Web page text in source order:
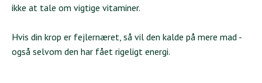
ikke at tale om vigtige vitaminer.
Hvis din krop er fejlernæret, så vil den kalde på mere mad -
også selvom den har fået rigeligt energi.